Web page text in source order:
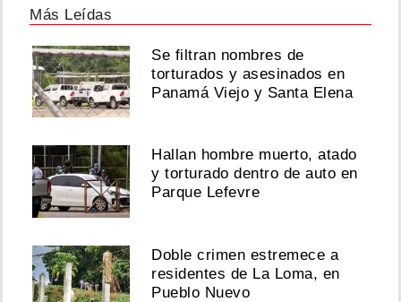
Más Leídas
Se filtran nombres de
torturados y asesinados en
Panamá Viejo y Santa Elena
Hallan hombre muerto, atado
y torturado dentro de auto en
Parque Lefevre
Doble crimen estremece a
residentes de La Loma, en
Pueblo Nuevo